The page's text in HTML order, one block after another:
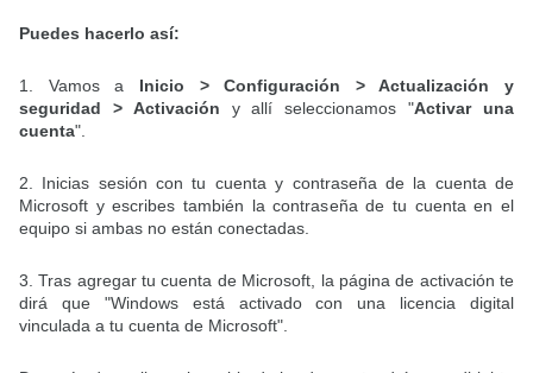
Puedes hacerlo así:
1. Vamos a Inicio > Configuración > Actualización y
seguridad > Activación y allí seleccionamos "Activar una
cuenta".
2. Inicias sesión con tu cuenta y contraseña de la cuenta de
Microsoft y escribes también la contraseña de tu cuenta en el
equipo si ambas no están conectadas.
3. Tras agregar tu cuenta de Microsoft, la página de activación te
dirá que "Windows está activado con una licencia digital
vinculada a tu cuenta de Microsoft".